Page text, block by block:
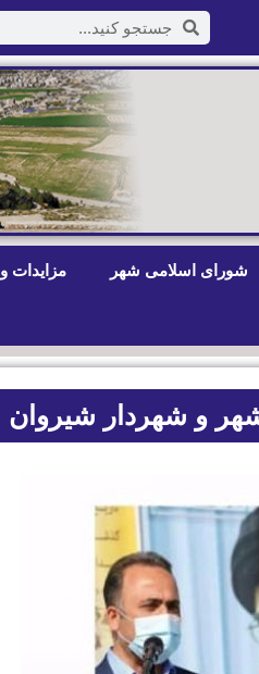
شورای اسلامی شهر مزایدات
و شهردار شیروان